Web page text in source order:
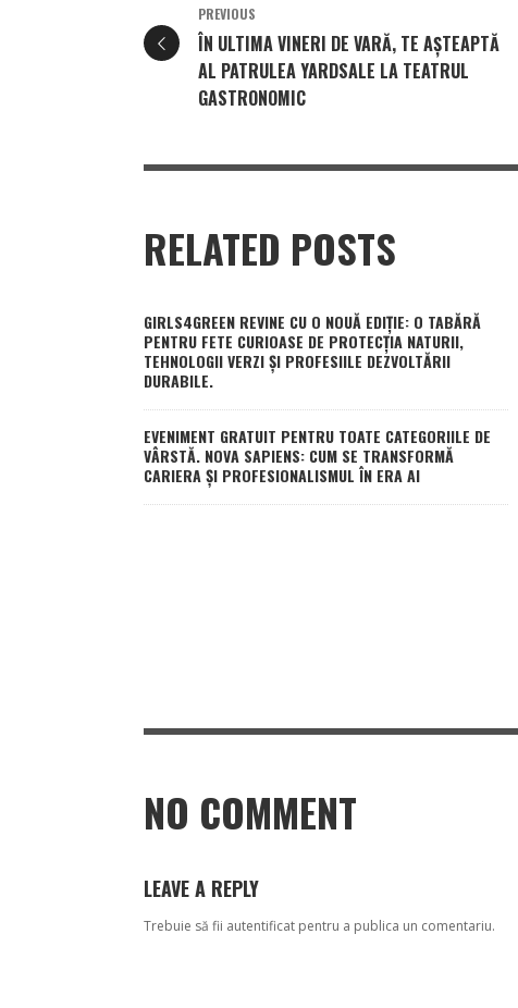
PREVIOUS
ÎN ULTIMA VINERI DE VARĂ, TE AȘTEAPTĂ
AL PATRULEA YARDSALE LA TEATRUL
GASTRONOMIC
RELATED POSTS
GIRLS4GREEN REVINE CU O NOUĂ EDIȚIE: O TABĂRĂ
PENTRU FETE CURIOASE DE PROTECȚIA NATURII,
TEHNOLOGII VERZI ȘI PROFESIILE DEZVOLTĂRII
DURABILE.
EVENIMENT GRATUIT PENTRU TOATE CATEGORIILE DE
VÂRSTĂ. NOVA SAPIENS: CUM SE TRANSFORMĂ
CARIERA ȘI PROFESIONALISMUL ÎN ERA AI
NO COMMENT
LEAVE A REPLY
Trebuie să fii autentificat pentru a publica un comentariu.